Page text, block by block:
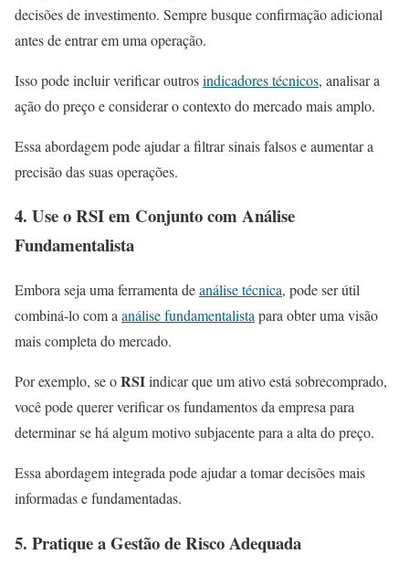
decisões de investimento. Sempre busque confirmação adicional
antes de entrar em uma operação.
Isso pode incluir verificar outrosindicadores técnicos, analisar a
ação do preço e considerar o contexto do mercado mais amplo.
Essa abordagem pode ajudar a filtrar sinais falsos e aumentar a
precisão das suas operações.
4. Use oRSIem Conjunto com Análise
Fundamentalista
Embora seja uma ferramenta deanálise técnica, pode ser útil
combiná-lo com a análise fundamentalista para obter uma visão
mais completa do mercado.
Por exemplo, se oRSIindicar que um ativo está sobrecomprado,
você pode querer verificar os fundamentos da empresa para
determinar se há algum motivo subjacente para a alta do preço.
Essa abordagem integrada pode ajudar a tomar decisões mais
informadas e fundamentadas.
5. Pratique a Gestão de Risco Adequada